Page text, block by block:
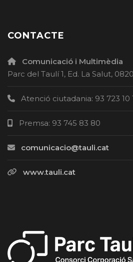
CONTACTE
Comunicació i Multimèdia
Parc del Taulí 1, Ed. La Salut,
Atenció ciutadania: 93 723 10
Premsa: 93 745 83 80
comunicacio@tauli.cat
www.tauli.cat